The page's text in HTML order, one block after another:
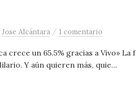
Jose Alcántara / 1 comentario
crece un 65.5% gracias a Vivo» La
Y aún quieren más, quie...